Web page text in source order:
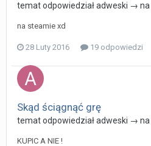
temat odpowiedziaładweski → na
na steamie xd
28 Luty 2016 19 odpowiedzi
Skąd ściągnąć grę
temat odpowiedziaładweski → na
KUPIC A NIE !